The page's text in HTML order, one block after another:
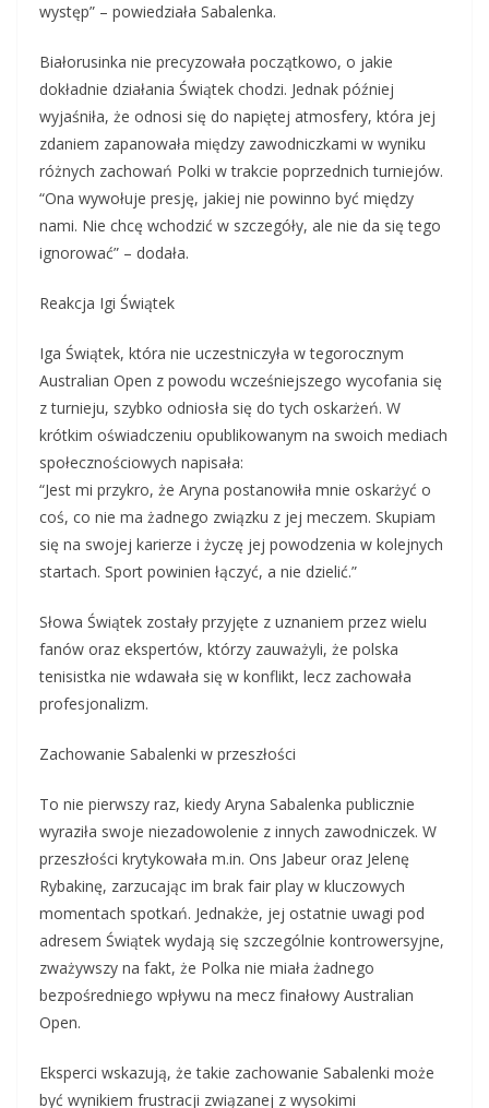
występ” – powiedziała Sabalenka.
Białorusinka nie precyzowała początkowo, o jakie
dokładnie działania Świątek chodzi. Jednak później
wyjaśniła, że odnosi się do napiętej atmosfery, która jej
zdaniem zapanowała między zawodniczkami w wyniku
różnych zachowań Polki w trakcie poprzednich turniejów.
“Ona wywołuje presję, jakiej nie powinno być między
nami. Nie chcę wchodzić w szczegóły, ale nie da się tego
ignorować” – dodała.
Reakcja Igi Świątek
Iga Świątek, która nie uczestniczyła w tegorocznym
Australian Open z powodu wcześniejszego wycofania się
z turnieju, szybko odniosła się do tych oskarżeń. W
krótkim oświadczeniu opublikowanym na swoich mediach
społecznościowych napisała:
“Jest mi przykro, że Aryna postanowiła mnie oskarżyć o
coś, co nie ma żadnego związku z jej meczem. Skupiam
się na swojej karierze i życzę jej powodzenia w kolejnych
startach. Sport powinien łączyć, a nie dzielić.”
Słowa Świątek zostały przyjęte z uznaniem przez wielu
fanów oraz ekspertów, którzy zauważyli, że polska
tenisistka nie wdawała się w konflikt, lecz zachowała
profesjonalizm.
Zachowanie Sabalenki w przeszłości
To nie pierwszy raz, kiedy Aryna Sabalenka publicznie
wyraziła swoje niezadowolenie z innych zawodniczek. W
przeszłości krytykowała m.in. Ons Jabeur oraz Jelenę
Rybakinę, zarzucając im brak fair play w kluczowych
momentach spotkań. Jednakże, jej ostatnie uwagi pod
adresem Świątek wydają się szczególnie kontrowersyjne,
zważywszy na fakt, że Polka nie miała żadnego
bezpośredniego wpływu na mecz finałowy Australian
Open.
Eksperci wskazują, że takie zachowanie Sabalenki może
być wynikiem frustracji związanej z wysokimi